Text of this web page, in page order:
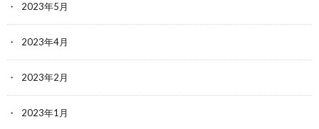
2023年5月
2023年4月
2023年2月
2023年1月